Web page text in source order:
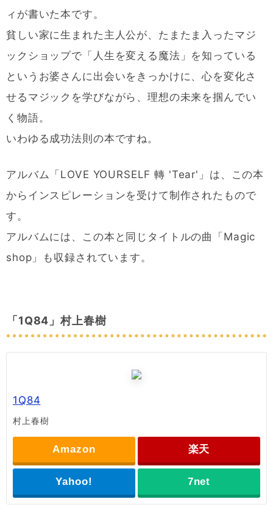
ィが書いた本です。
貧しい家に生まれた主人公が、たまたま入ったマジ
ックショップで「人生を変える魔法」を知っている
というお婆さんに出会いをきっかけに、心を変化さ
せるマジックを学びながら、理想の未来を掴んでい
く物語。
いわゆる成功法則の本ですね。
アルバム「LOVE YOURSELF 轉 'Tear'」は、この本
からインスピレーションを受けて制作されたもので
す。
アルバムには、この本と同じタイトルの曲「Magic
shop」も収録されています。
「1Q84」村上春樹
1Q84
村上春樹
Amazon 楽天
Yahoo! 7net